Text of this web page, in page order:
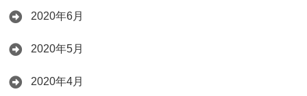
2020年6月
2020年5月
2020年4月